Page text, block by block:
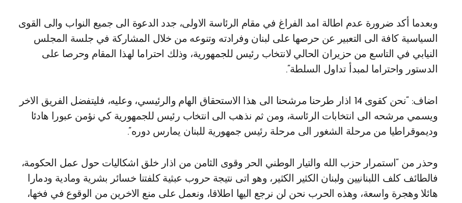
وبعدما أكد ضرورة عدم اطالة امد الفراغ في مقام الرئاسة الاولى، جدد الدعوة الى جميع النواب والى القوى
السياسية كافة الى التعبير عن حرصها على لبنان وفرادته وتنوعه من خلال المشاركة في جلسة المجلس
النيابي في التاسع من حزيران الحالي لانتخاب رئيس للجمهورية، وذلك احتراما لهذا المقام وحرصا على
الدستور واحتراما لمبدأ تداول السلطة”.
اضاف: “نحن كقوى 14 اذار طرحنا مرشحنا الى هذا الاستحقاق الهام والرئيسي، وعليه، فليتفضل الفريق الاخر
ويسمي مرشحه الى انتخابات الرئاسة، ومن ثم نذهب الى انتخاب رئيس للجمهورية كي نؤمن عبورا هادئا
وديموقراطيا من مرحلة الشغور الى مرحلة رئيس جمهورية للبنان يمارس دوره”.
وحذر من “استمرار حزب الله والتيار الوطني الحر وقوى الثامن من اذار خلق اشكاليات حول عمل الحكومة،
فالطائف كلف اللبنانيين ولبنان الكثير الكثير، وهو اتى نتيجة حروب عبثية كلفتنا خسائر بشرية ومادية ودمارا
هائلا وهجرة واسعة، وهذه الحرب نحن لن نرجع اليها اطلاقا، ونعمل على منع الاخرين من الوقوع في فخها،